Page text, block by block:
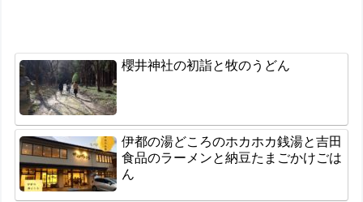
櫻井神社の初詣と牧のうどん
伊都の湯どころのホカホカ銭湯と吉田
食品のラーメンと納豆たまごかけごは
ん